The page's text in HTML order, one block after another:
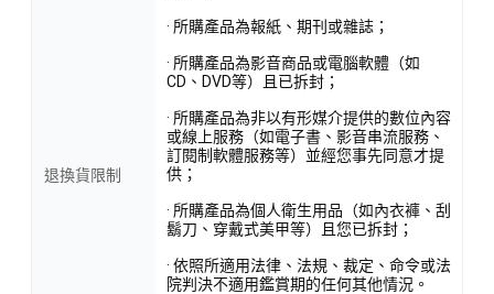
退換貨限制
· 所購產品為報紙、期刊或雜誌；
· 所購產品為影音商品或電腦軟體（如
CD、DVD等）且已拆封；
· 所購產品為非以有形媒介提供的數位內容
或線上服務（如電子書、影音串流服務、
訂閱制軟體服務等）並經您事先同意才提
供；
· 所購產品為個人衛生用品（如內衣褲、刮
鬍刀、穿戴式美甲等）且您已拆封；
· 依照所適用法律、法規、裁定、命令或法
院判決不適用鑑賞期的任何其他情況。